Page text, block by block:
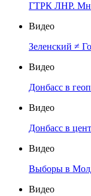
ГТРК ЛНР.
Видео
Зеленский ≠
Видео
Донбасс в
Видео
Донбасс в
Видео
Выборы в
Видео